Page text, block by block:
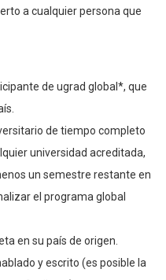
a cualquier persona que
de ugrad global*, que
de tiempo completo
universidad acreditada,
un semestre restante en
el programa global
en su país de origen.
y escrito (es posible la